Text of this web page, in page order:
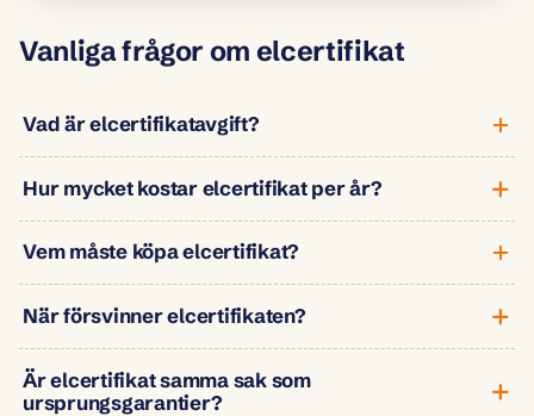
Vanliga frågor om elcertifikat
Vad är elcertifikatavgift?
Hur mycket kostar elcertifikat per år?
Vem måste köpa elcertifikat?
När försvinner elcertifikaten?
Är elcertifikat samma sak som
ursprungsgarantier?